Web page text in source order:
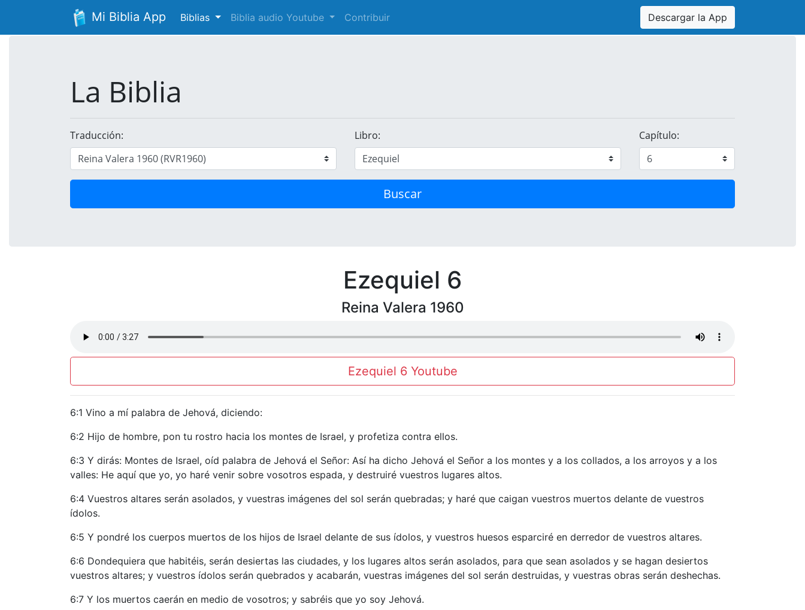
Mi Biblia App Biblias Biblia audio Youtube Contribuir Descargar la App
La Biblia
Traducción: Libro: Capítulo:
Buscar
Ezequiel 6
Reina Valera 1960
Ezequiel 6 Youtube
6:1 Vino a mí palabra de Jehová, diciendo:
6:2 Hijo de hombre, pon tu rostro hacia los montes de Israel, y profetiza contra ellos.
6:3 Y dirás: Montes de Israel, oíd palabra de Jehová el Señor: Así ha dicho Jehová el Señor a los montes y a los collados, a los arroyos y a los
valles: He aquí que yo, yo haré venir sobre vosotros espada, y destruiré vuestros lugares altos.
6:4 Vuestros altares serán asolados, y vuestras imágenes del sol serán quebradas; y haré que caigan vuestros muertos delante de vuestros
ídolos.
6:5 Y pondré los cuerpos muertos de los hijos de Israel delante de sus ídolos, y vuestros huesos esparciré en derredor de vuestros altares.
6:6 Dondequiera que habitéis, serán desiertas las ciudades, y los lugares altos serán asolados, para que sean asolados y se hagan desiertos
vuestros altares; y vuestros ídolos serán quebrados y acabarán, vuestras imágenes del sol serán destruidas, y vuestras obras serán deshechas.
6:7 Y los muertos caerán en medio de vosotros; y sabréis que yo soy Jehová.